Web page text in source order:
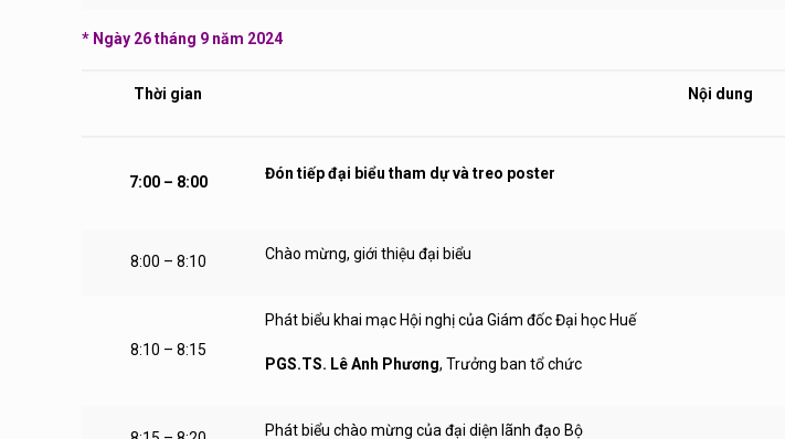
* Ngày 26 tháng 9 năm 2024
Thời gian Nội dung
7:00 – 8:00 Đón tiếp đại biểu tham dự và treo poster
8:00 – 8:10 Chào mừng, giới thiệu đại biểu
8:10 – 8:15
Phát biểu khai mạc Hội nghị của Giám đốc Đại học Huế
PGS.TS. Lê Anh Phương, Trưởng ban tổ chức
Phát biểu chào mừng của đại diện lãnh đạo Bộ